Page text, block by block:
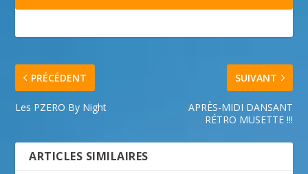
PRÉCÉDENT
Les PZERO By Night
SUIVANT
APRÈS-MIDI DANSANT
RÉTRO MUSETTE !!!
ARTICLES SIMILAIRES